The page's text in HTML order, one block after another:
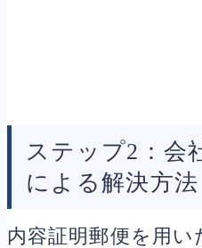
ステップ2：会
による解決方法
内容証明郵便を用